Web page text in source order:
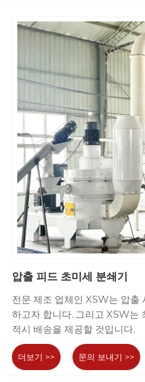
압출 피드 초미세 분쇄기
전문 제조 업체인 XSW는 압출
하고자 합니다. 그리고 XSW는
적시 배송을 제공할 것입니다.
더보기 >> 문의 보내기 >>